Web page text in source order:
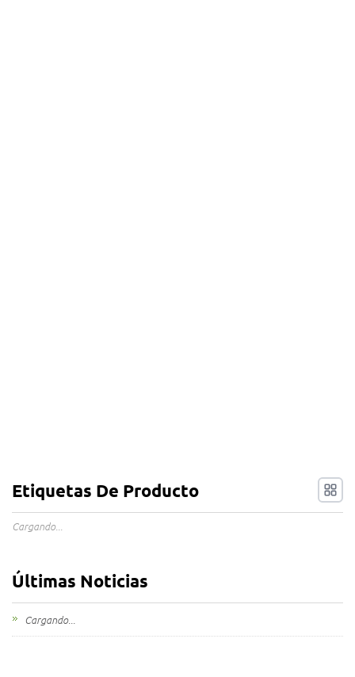
Etiquetas De Producto
Cargando...
Últimas Noticias
Cargando...